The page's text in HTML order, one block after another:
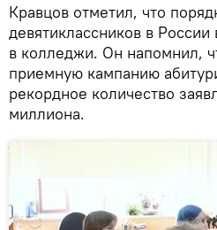
Кравцов отметил, что
девятиклассников в
в колледжи. Он напомнил,
приемную кампанию
рекордное количество
миллиона.